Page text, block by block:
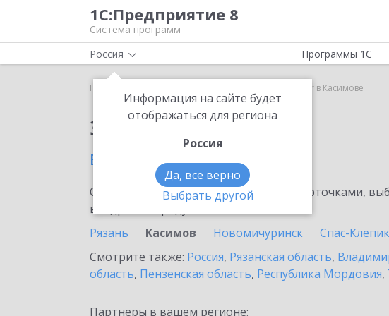
1С:Предприятие 8
Система программ
Россия
Информация на сайте будет
отображаться для региона
Россия
Да, все верно
Выбрать другой
Программы 1С
Главная SellMonitor в Касимове
Заказать SellMonitor
в Касимове
Ознакомьтесь с информационными карточками,
внедрение продукта.
Рязань
Касимов Новомичуринск
Спас-
Смотрите также: Россия, Рязанская область,
область, Пензенская область, Республика Мордовия,
Партнеры в вашем регионе: